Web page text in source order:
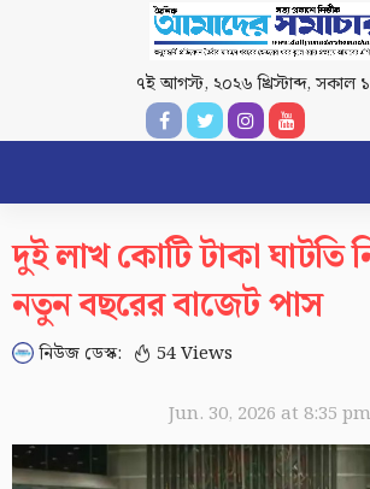
৭ই আগস্ট, ২০২৬ খ্রিস্টাব্দ,সকাল
দুই লাখ কোটি টাকা ঘাটতি
নতুন বছরের বাজেট পাস
নিউজ ডেস্ক: 54 Views
Jun. 30, 2026 at 8:35 pm